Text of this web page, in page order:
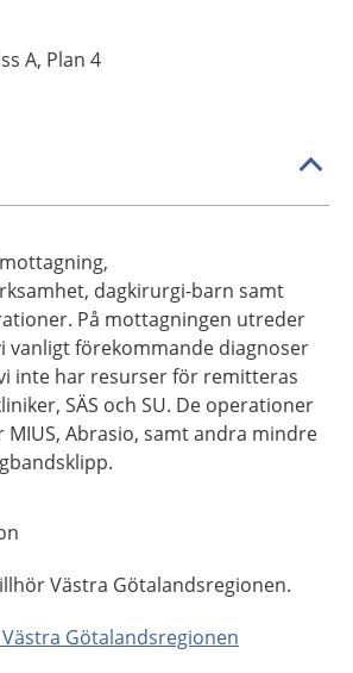
A, Plan 4
dagkirurgi-barn samt
På mottagningen utreder
vanligt förekommande diagnoser
inte har resurser för remitteras
SÄS och SU. De operationer
MIUS, Abrasio, samt andra mindre
Västra Götalandsregionen.
Götalandsregionen